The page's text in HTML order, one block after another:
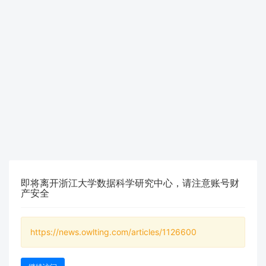
即将离开浙江大学数据科学研究中心，请注意账号财
产安全
https://news.owlting.com/articles/1126600